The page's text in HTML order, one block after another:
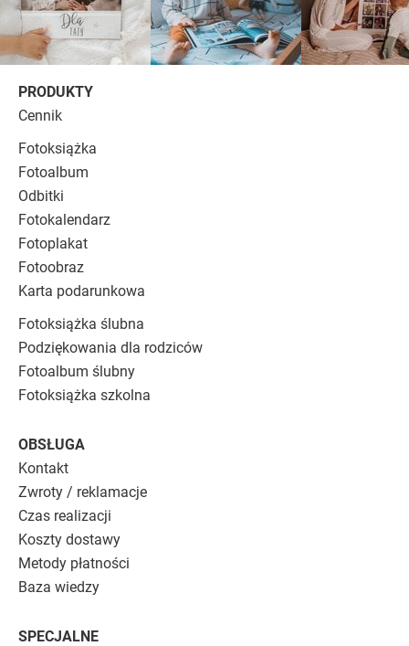
PRODUKTY
Cennik
Fotoksiążka
Fotoalbum
Odbitki
Fotokalendarz
Fotoplakat
Fotoobraz
Karta podarunkowa
Fotoksiążka ślubna
Podziękowania dla rodziców
Fotoalbum ślubny
Fotoksiążka szkolna
OBSŁUGA
Kontakt
Zwroty / reklamacje
Czas realizacji
Koszty dostawy
Metody płatności
Baza wiedzy
SPECJALNE